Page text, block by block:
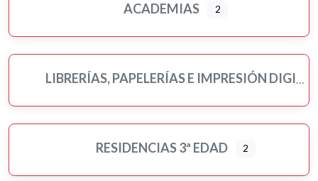
ACADEMIAS 2
LIBRERÍAS, PAPELERÍAS E IMPRESIÓN DIGITAL
RESIDENCIAS 3ª EDAD 2